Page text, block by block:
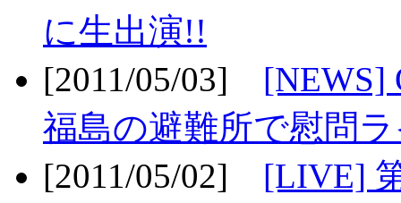
に生出演!!
[2011/05/03] [NEWS]
福島の避難所で慰問
[2011/05/02] [LIVE]